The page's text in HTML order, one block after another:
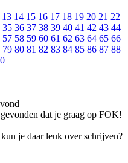
13 14 15 16 17 18 19 20 21 22
35 36 37 38 39 40 41 42 43 44
57 58 59 60 61 62 63 64 65 66
79 80 81 82 83 84 85 86 87 88
dat je graag op FOK!
je daar leuk over schrijven?